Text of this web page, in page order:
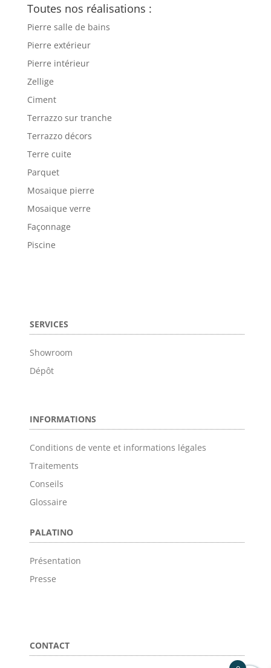
Toutes nos réalisations :
Pierre salle de bains
Pierre extérieur
Pierre intérieur
Zellige
Ciment
Terrazzo sur tranche
Terrazzo décors
Terre cuite
Parquet
Mosaique pierre
Mosaique verre
Façonnage
Piscine
SERVICES
Showroom
Dépôt
INFORMATIONS
Conditions de vente et informations légales
Traitements
Conseils
Glossaire
PALATINO
Présentation
Presse
CONTACT